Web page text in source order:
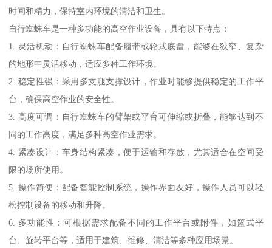
时间和精力，保持室内环境的清洁和卫生。
自行蜘蛛车是一种多功能的高空作业设备，具有以下特点：
1. 灵活机动：自行蜘蛛车配备履带或轮式底盘，能够在狭窄、复杂
的地形中灵活移动，适应多种工作环境。
2. 稳定性强：采用多支腿支撑设计，作业时能够提供稳定的工作平
台，确保高空作业的安全性。
3. 高度可调：自行蜘蛛车的臂架或平台可伸缩或折叠，能够达到不
同的工作高度，满足多种高空作业需求。
4. 紧凑设计：车身结构紧凑，便于运输和存放，尤其适合在空间受
限的场所使用。
5. 操作简便：配备智能控制系统，操作界面友好，操作人员可以轻
松控制设备的移动和升降。
6. 多功能性：可根据需求配备不同的工作平台或附件，如篮式平
台、旋转平台等，适用于建筑、维修、清洁等多种应用场景。